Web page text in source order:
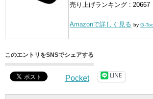
売り上げランキング : 20667
Amazonで詳しく見る by G-
このエントリをSNSでシェアする
Pocket LINE